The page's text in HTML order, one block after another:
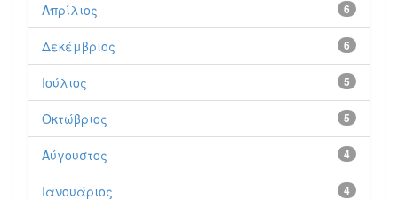
6
Απρίλιος
6
Δεκέμβριος
5
Ιούλιος
5
Οκτώβριος
4
Αύγουστος
4
Ιανουάριος